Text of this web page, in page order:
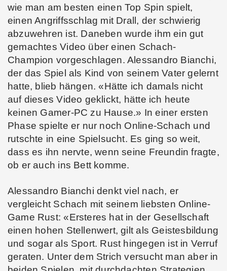
wie man am besten einen Top Spin spielt,
einen Angriffsschlag mit Drall, der schwierig
abzuwehren ist. Daneben wurde ihm ein gut
gemachtes Video über einen Schach-
Champion vorgeschlagen. Alessandro Bianchi,
der das Spiel als Kind von seinem Vater gelernt
hatte, blieb hängen. «Hätte ich damals nicht
auf dieses Video geklickt, hätte ich heute
keinen Gamer-PC zu Hause.» In einer ersten
Phase spielte er nur noch Online-Schach und
rutschte in eine Spielsucht. Es ging so weit,
dass es ihn nervte, wenn seine Freundin fragte,
ob er auch ins Bett komme.
Alessandro Bianchi denkt viel nach, er
vergleicht Schach mit seinem liebsten Online-
Game Rust: «Ersteres hat in der Gesellschaft
einen hohen Stellenwert, gilt als Geistesbildung
und sogar als Sport. Rust hingegen ist in Verruf
geraten. Unter dem Strich versucht man aber in